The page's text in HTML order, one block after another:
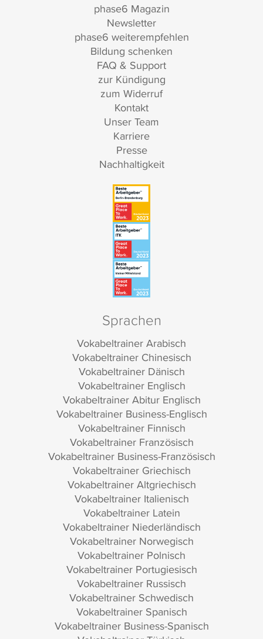
phase6 Magazin
Newsletter
phase6 weiterempfehlen
Bildung schenken
FAQ & Support
zur Kündigung
zum Widerruf
Kontakt
Unser Team
Karriere
Presse
Nachhaltigkeit
Sprachen
Vokabeltrainer Arabisch
Vokabeltrainer Chinesisch
Vokabeltrainer Dänisch
Vokabeltrainer Englisch
Vokabeltrainer Abitur Englisch
Vokabeltrainer Business-Englisch
Vokabeltrainer Finnisch
Vokabeltrainer Französisch
Vokabeltrainer Business-Französisch
Vokabeltrainer Griechisch
Vokabeltrainer Altgriechisch
Vokabeltrainer Italienisch
Vokabeltrainer Latein
Vokabeltrainer Niederländisch
Vokabeltrainer Norwegisch
Vokabeltrainer Polnisch
Vokabeltrainer Portugiesisch
Vokabeltrainer Russisch
Vokabeltrainer Schwedisch
Vokabeltrainer Spanisch
Vokabeltrainer Business-Spanisch